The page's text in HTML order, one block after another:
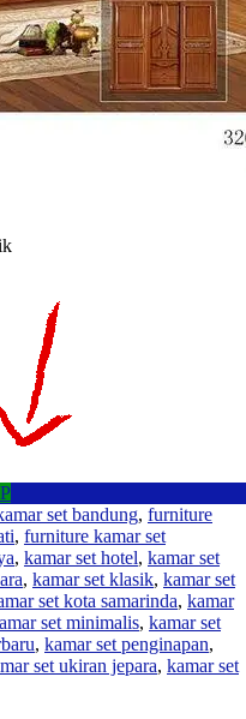
set bandung, furniture
, furniture kamar set
, kamar set hotel, kamar set
, kamar set klasik, kamar set
set kota samarinda, kamar
set minimalis, kamar set
, kamar set penginapan,
set ukiran jepara, kamar set